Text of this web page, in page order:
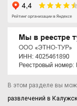
В этом разделе вы
развлечений в